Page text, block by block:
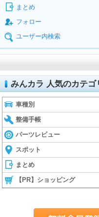
まとめ
フォロー
ユーザー内検索
みんカラ 人気のカテゴ
車種別
整備手帳
パーツレビュー
スポット
まとめ
【PR】ショッピング